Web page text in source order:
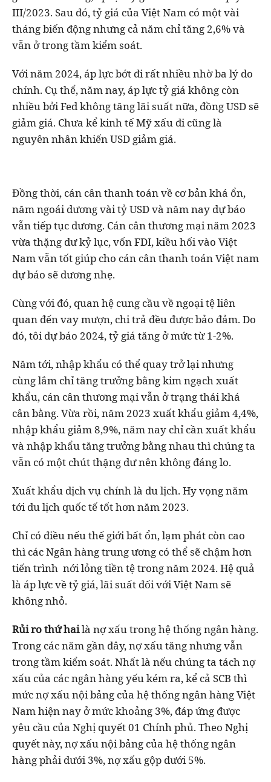
III/2023. Sau đó, tỷ giá của Việt Nam có một vài
tháng biến động nhưng cả năm chỉ tăng 2,6% và
vẫn ở trong tầm kiểm soát.
Với năm 2024, áp lực bớt đi rất nhiều nhờ ba lý do
chính. Cụ thể, năm nay, áp lực tỷ giá không còn
nhiều bởi Fed không tăng lãi suất nữa, đồng USD sẽ
giảm giá. Chưa kể kinh tế Mỹ xấu đi cũng là
nguyên nhân khiến USD giảm giá.
Đồng thời, cán cân thanh toán về cơ bản khá ổn,
năm ngoái dương vài tỷ USD và năm nay dự báo
vẫn tiếp tục dương. Cán cân thương mại năm 2023
vừa thặng dư kỷ lục, vốn FDI, kiều hối vào Việt
Nam vẫn tốt giúp cho cán cân thanh toán Việt nam
dự báo sẽ dương nhẹ.
Cùng với đó, quan hệ cung cầu về ngoại tệ liên
quan đến vay mượn, chi trả đều được bảo đảm. Do
đó, tôi dự báo 2024, tỷ giá tăng ở mức từ 1-2%.
Năm tới, nhập khẩu có thể quay trở lại nhưng
cùng lắm chỉ tăng trưởng bằng kim ngạch xuất
khẩu, cán cân thương mại vẫn ở trạng thái khá
cân bằng. Vừa rồi, năm 2023 xuất khẩu giảm 4,4%,
nhập khẩu giảm 8,9%, năm nay chỉ cần xuất khẩu
và nhập khẩu tăng trưởng bằng nhau thì chúng ta
vẫn có một chút thặng dư nên không đáng lo.
Xuất khẩu dịch vụ chính là du lịch. Hy vọng năm
tới du lịch quốc tế tốt hơn năm 2023.
Chỉ có điều nếu thế giới bất ổn, lạm phát còn cao
thì các Ngân hàng trung ương có thể sẽ chậm hơn
tiến trình nới lỏng tiền tệ trong năm 2024. Hệ quả
là áp lực về tỷ giá, lãi suất đối với Việt Nam sẽ
không nhỏ.
Rủi ro thứ hailà nợ xấu trong hệ thống ngân hàng.
Trong các năm gần đây, nợ xấu tăng nhưng vẫn
trong tầm kiểm soát. Nhất là nếu chúng ta tách nợ
xấu của các ngân hàng yếu kém ra, kể cả SCB thì
mức nợ xấu nội bảng của hệ thống ngân hàng Việt
Nam hiện nay ở mức khoảng 3%, đáp ứng được
yêu cầu của Nghị quyết 01 Chính phủ. Theo Nghị
quyết này, nợ xấu nội bảng của hệ thống ngân
hàng phải dưới 3%, nợ xấu gộp dưới 5%.